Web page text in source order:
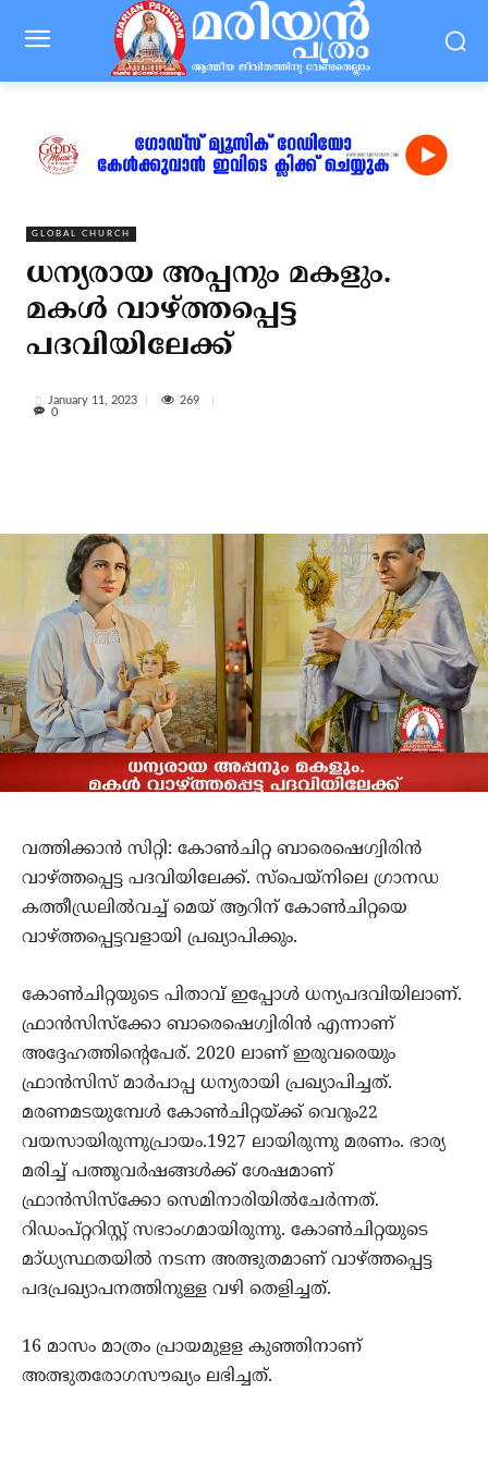
GLOBAL CHURCH
ധന്യരായ അപ്പനും മകളും.
മകള്‍ വാഴ്ത്തപ്പെട്ട
പദവിയിലേക്ക്
January 11, 2023
269
0
വത്തിക്കാന്‍ സിറ്റി: കോണ്‍ചിറ്റ ബാരെഷെഗ്വിരിന്‍
വാഴ്ത്തപ്പെട്ട പദവിയിലേക്ക്. സ്‌പെയ്‌നിലെ ഗ്രാനഡ
കത്തീഡ്രലില്‍വച്ച് മെയ് ആറിന് കോണ്‍ചിറ്റയെ
വാഴ്ത്തപ്പെട്ടവളായി പ്രഖ്യാപിക്കും.
കോണ്‍ചിറ്റയുടെ പിതാവ് ഇപ്പോള്‍ ധന്യപദവിയിലാണ്.
ഫ്രാന്‍സിസ്‌ക്കോ ബാരെഷെഗ്വിരിന്‍ എന്നാണ്
അദ്ദേഹത്തിന്റെപേര്. 2020 ലാണ് ഇരുവരെയും
ഫ്രാന്‍സിസ് മാര്‍പാപ്പ ധന്യരായി പ്രഖ്യാപിച്ചത്.
മരണമടയുമ്പേള്‍ കോണ്‍ചിറ്റയ്ക്ക് വെറും22
വയസായിരുന്നുപ്രായം.1927 ലായിരുന്നു മരണം. ഭാര്യ
മരിച്ച് പത്തുവര്‍ഷങ്ങള്‍ക്ക് ശേഷമാണ്
ഫ്രാന്‍സിസ്‌ക്കോ സെമിനാരിയില്‍ചേര്‍ന്നത്.
റിഡംപ്റ്ററിസ്റ്റ് സഭാംഗമായിരുന്നു. കോണ്‍ചിറ്റയുടെ
മാ്ധ്യസ്ഥതയില്‍ നടന്ന അത്ഭുതമാണ് വാഴ്ത്തപ്പെട്ട
പദപ്രഖ്യാപനത്തിനുള്ള വഴി തെളിച്ചത്.
16 മാസം മാത്രം പ്രായമുളള കുഞ്ഞിനാണ്
അത്ഭുതരോഗസൗഖ്യം ലഭിച്ചത്.